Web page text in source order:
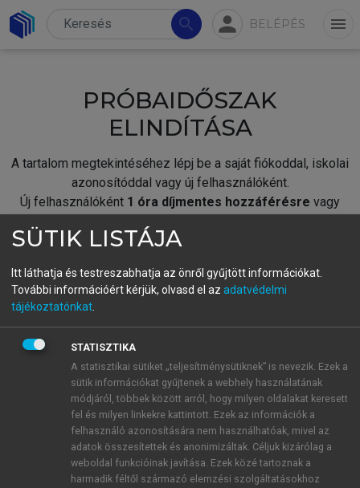
search person BELÉPÉS menu
PRÓBAIDŐSZAK
ELINDÍTÁSA
A tartalom megtekintéséhez lépj be a saját fiókoddal, iskolai
azonosítóddal vagy új felhasználóként.
Új felhasználóként 1 óra díjmentes hozzáférésre vagy
fiókoddal,vagy hozz létre új fiókot.
A regisztráció után apróbaidőszakautomatikusan
BELÉPÉS SAJÁT FIÓKKAL
ÚJ FIÓK LÉTREHOZÁSA
1 óra díjmentes hozzáférés
E-MAIL-CÍM
SÜTIK LISTÁJA
Itt láthatja és testreszabhatja az önről gyűjtött információkat.
További információért kérjük, olvasd el az adatvédelmi
tájékoztatónkat
STATISZTIKA
A statisztikai sütiket „teljesítménysütiknek” is nevezik. Ezek a
sütik információkat gyűjtenek a webhely használatának
módjáról, többek között arról, hogy milyen oldalakat keresett
fel és milyen linkekre kattintott. Ezek az információk a
felhasználó azonosítására nem használhatóak, mivel az
adatok összesítettek és anonimizáltak. Céljuk kizárólag a
weboldal funkcióinak javítása. Ezek közé tartoznak a
harmadik féltől származó elemzési szolgáltatásokhoz